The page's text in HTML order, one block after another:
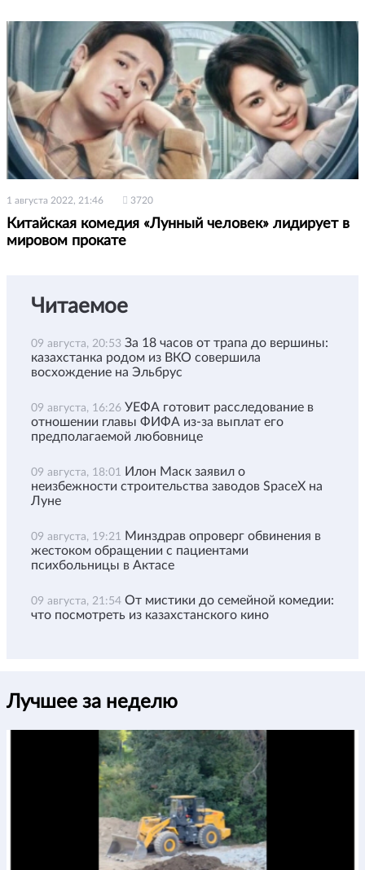
1 августа 2022, 21:46 3720
Китайская комедия «Лунный человек» лидирует в
мировом прокате
Читаемое
09 августа, 20:53 За 18 часов от трапа до вершины:
казахстанка родом из ВКО совершила
восхождение на Эльбрус
09 августа, 16:26 УЕФА готовит расследование в
отношении главы ФИФА из-за выплат его
предполагаемой любовнице
09 августа, 18:01 Илон Маск заявил о
неизбежности строительства заводов SpaceX на
Луне
09 августа, 19:21 Минздрав опроверг обвинения в
жестоком обращении с пациентами
психбольницы в Актасе
09 августа, 21:54 От мистики до семейной комедии:
что посмотреть из казахстанского кино
Лучшее за неделю